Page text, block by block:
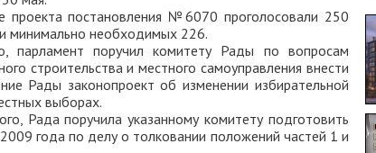
проекта постановления №6070 проголосовали 250
минимально необходимых 226.
парламент поручил комитету Рады по вопросам
строительства и местного самоуправления внести
Рады законопроект об изменении избирательной
выборах.
Рада поручила указанному комитету подготовить
года по делу о толковании положений частей 1 и